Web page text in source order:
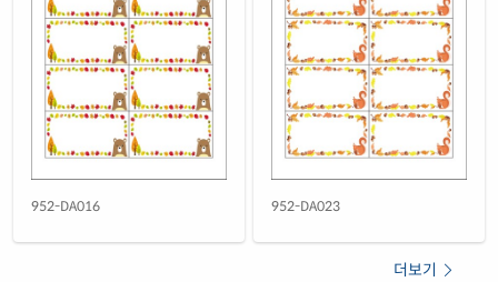
952-DA016 952-DA023
더보기